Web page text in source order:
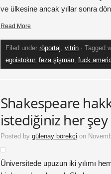
ve ülkesine ancak yıllar sonra
Read More
Filed under röportaj, vitrin · Tagged
egoistokur, feza şişman, fuck
Shakespeare
istediğiniz her şey
Posted by gülenay börekçi on
Üniversitede upuzun iki yılımı